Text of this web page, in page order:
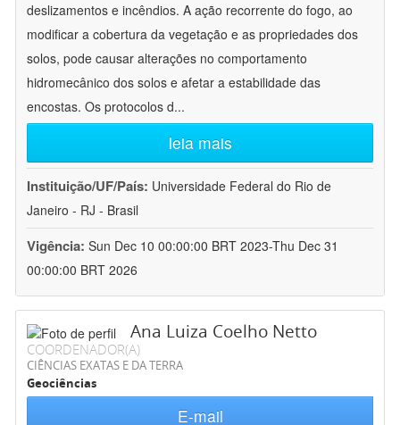
deslizamentos e incêndios. A ação recorrente do fogo, ao
modificar a cobertura da vegetação e as propriedades dos
solos, pode causar alterações no comportamento
hidromecânico dos solos e afetar a estabilidade das
encostas. Os protocolos d...
leia mais
Instituição/UF/País: Universidade Federal do Rio de
Janeiro - RJ - Brasil
Vigência: Sun Dec 10 00:00:00 BRT 2023-Thu Dec 31
00:00:00 BRT 2026
Ana Luiza Coelho Netto
COORDENADOR(A)
CIÊNCIAS EXATAS E DA TERRA
Geociências
E-mail